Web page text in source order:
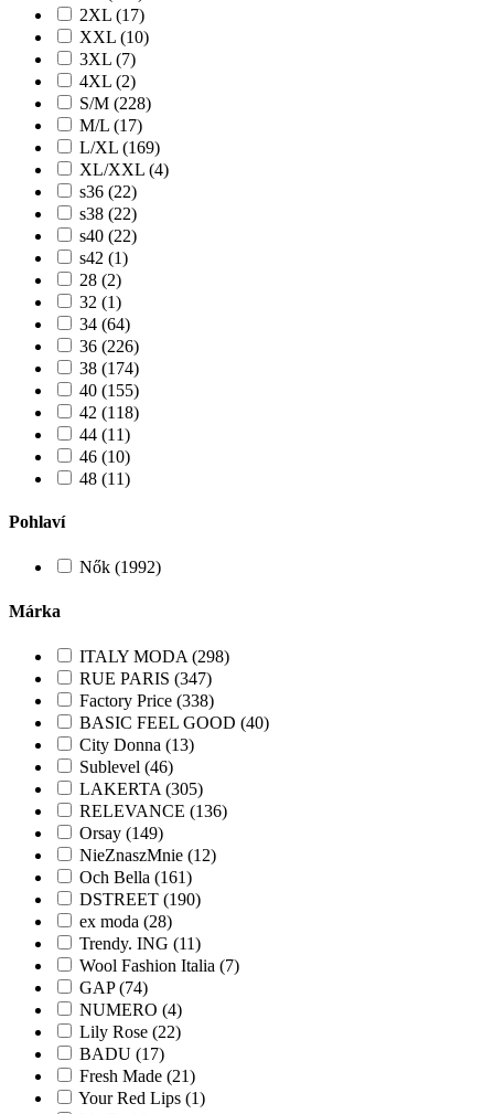
2XL (17)
XXL (10)
3XL (7)
4XL (2)
S/M (228)
M/L (17)
L/XL (169)
XL/XXL (4)
s36 (22)
s38 (22)
s40 (22)
s42 (1)
28 (2)
32 (1)
34 (64)
36 (226)
38 (174)
40 (155)
42 (118)
44 (11)
46 (10)
48 (11)
Pohlaví
Nők (1992)
Márka
ITALY MODA (298)
RUE PARIS (347)
Factory Price (338)
BASIC FEEL GOOD (40)
City Donna (13)
Sublevel (46)
LAKERTA (305)
RELEVANCE (136)
Orsay (149)
NieZnaszMnie (12)
Och Bella (161)
DSTREET (190)
ex moda (28)
Trendy. ING (11)
Wool Fashion Italia (7)
GAP (74)
NUMERO (4)
Lily Rose (22)
BADU (17)
Fresh Made (21)
Your Red Lips (1)